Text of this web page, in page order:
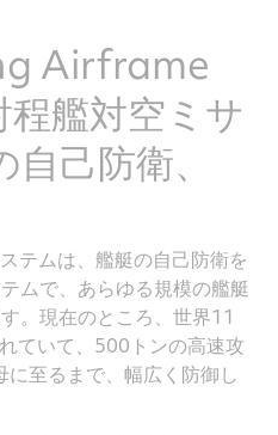
Airframe
艦対空ミサ
己防衛、
テムは、艦艇の自己防衛を
ムで、あらゆる規模の艦艇
。現在のところ、世界11
ていて、500トンの高速攻
至るまで、幅広く防御し